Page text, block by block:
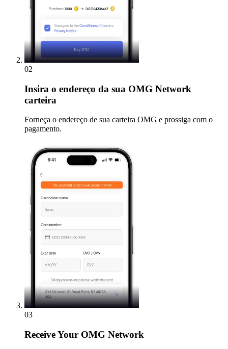
02
Insira o endereço da sua OMG Network
carteira
Forneça o endereço de sua carteira OMG e prossiga com o
pagamento.
03
ReceiveYour OMG Network